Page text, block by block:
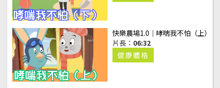
快樂農場1.0｜哮喘我不怕（上）
片長： 06:32
健康體格